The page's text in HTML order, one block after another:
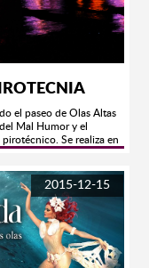
y pregunta por
el paseo de Olas Altas
Mal Humor y el
Se realiza en
en fiesta. Desde las
más fuegos artificiales
visual tiene
alude a la hazaña
del puerto ocurrida en
cuando una
a punta de cañonazos.
2015-12-15